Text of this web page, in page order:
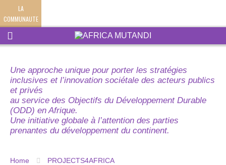
LA
COMMUNAUTE
Une approche unique pour porter les stratégies
inclusives et l’innovation sociétale des acteurs publics
et privés
au service des Objectifs du Développement Durable
(ODD) en Afrique.
Une initiative globale à l’attention des parties
prenantes du développement du continent.
Home PROJECTS4AFRICA